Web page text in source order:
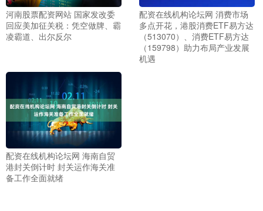
河南股票配资网站 国家发改委
回应美加征关税：凭空做牌、霸
凌霸道、出尔反尔
配资在线机构论坛网 消费市场
多点开花，港股消费ETF易方达
（513070）、消费ETF易方达
（159798）助力布局产业发展
机遇
配资在线机构论坛网 海南自贸
港封关倒计时 封关运作海关准
备工作全面就绪